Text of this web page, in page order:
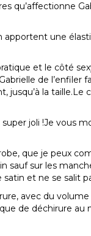
qu’affectionne
apportent une
et le côté
de l’enfiler
jusqu’à la
joli !Je vous
que je peux
sauf sur les
et ne se salit
avec du
de déchirure